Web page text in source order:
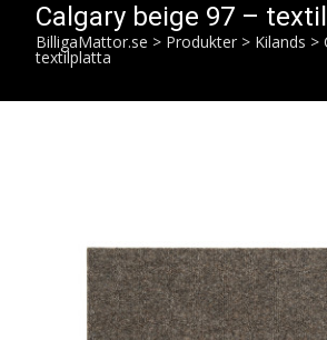
Calgary beige 97 –
BilligaMattor.se > Produkter > Kilands >
textilplatta